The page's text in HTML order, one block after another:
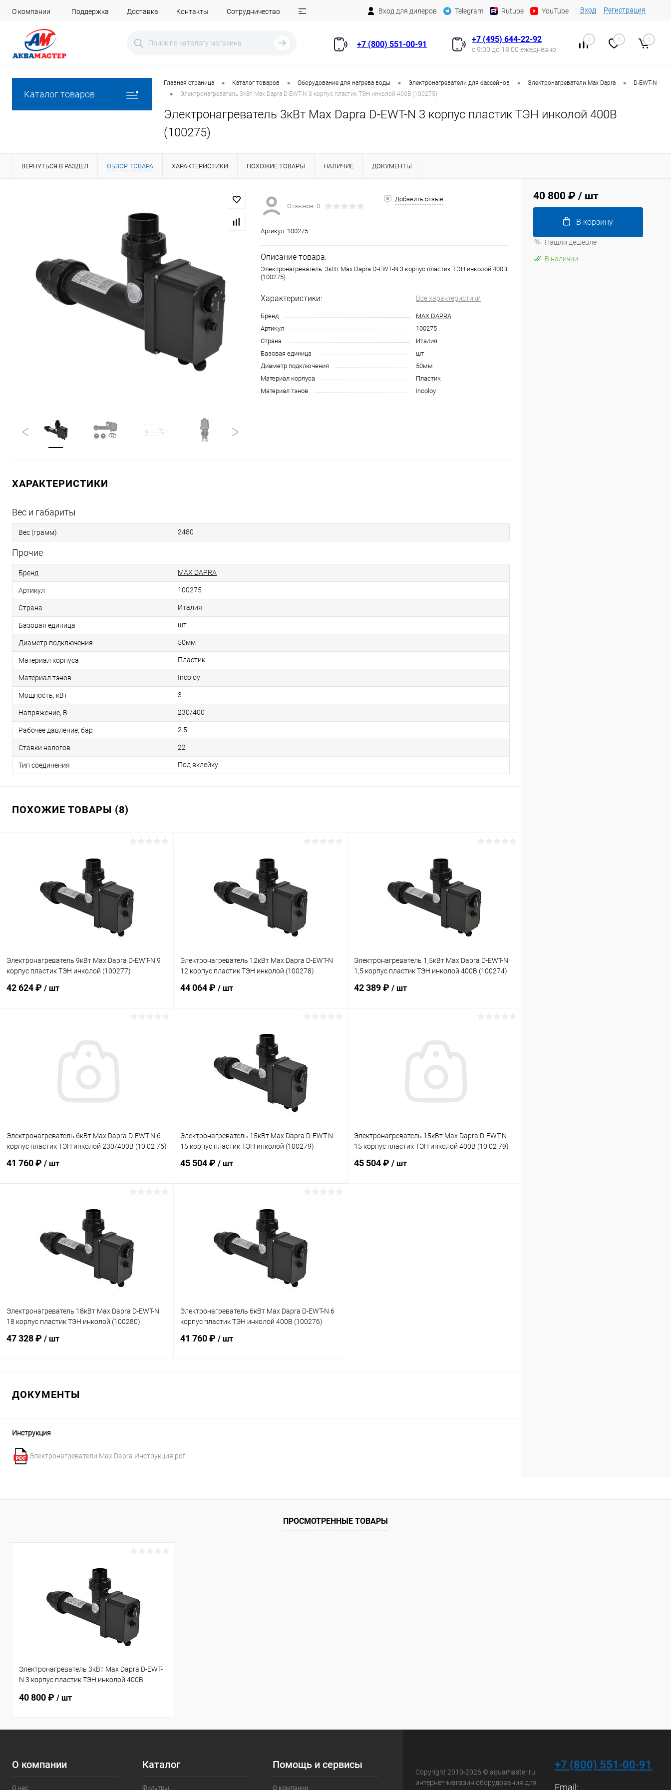
О компании Поддержка Доставка Контакты Сотрудничество Вход для дилеров Telegram Rutube YouTube Вход Регистрация
+7 (800) 551-00-91
+7 (495) 644-22-92
с 9:00 до 18:00 ежедневно
0 0 0
Каталог товаров
Главная страница • Каталог товаров • Оборудование для нагрева воды • Электронагреватели для бассейнов • Электронагреватели Max Dapra • D-EWT-N
• Электронагреватель 3кВт Max Dapra D-EWT-N 3 корпус пластик ТЭН инколой 400В (100275)
Электронагреватель 3кВт Max Dapra D-EWT-N 3 корпус пластик ТЭН инколой 400В
(100275)
ВЕРНУТЬСЯ В РАЗДЕЛ ОБЗОР ТОВАРА ХАРАКТЕРИСТИКИ ПОХОЖИЕ ТОВАРЫ НАЛИЧИЕ ДОКУМЕНТЫ
Отзывов: 0
Добавить отзыв
Артикул: 100275
Описание товара:
Электронагреватель 3кВт Max Dapra D-EWT-N 3 корпус пластик ТЭН инколой 400В
(100275)
Характеристики: Все характеристики
Бренд
MAX DAPRA
Артикул
100275
Страна
Италия
Базовая единица
шт
Диаметр подключения
50мм
Материал корпуса
Пластик
Материал тэнов
Incoloy
ХАРАКТЕРИСТИКИ
Вес и габариты
Вес (грамм) 2480
Прочие
Бренд MAX DAPRA
Артикул 100275
Страна Италия
Базовая единица шт
Диаметр подключения 50мм
Материал корпуса Пластик
Материал тэнов Incoloy
Мощность, кВт 3
Напряжение, В 230/400
Рабочее давление, бар 2.5
Ставки налогов 22
Тип соединения Под вклейку
ПОХОЖИЕ ТОВАРЫ (8)
Электронагреватель 9кВт Max Dapra D-EWT-N 9
корпус пластик ТЭН инколой (100277)
42 624 ₽ / шт
Электронагреватель 12кВт Max Dapra D-EWT-N
12 корпус пластик ТЭН инколой (100278)
44 064 ₽ / шт
В избранное
К сравнению В наличии
Электронагреватель 1,5кВт Max Dapra D-EWT-N
1,5 корпус пластик ТЭН инколой 400В (100274)
42 389 ₽ / шт
Электронагреватель 6кВт Max Dapra D-EWT-N 6
корпус пластик ТЭН инколой 230/400В (10 02 76)
41 760 ₽ / шт
В избранное
К сравнению В наличии
Электронагреватель 15кВт Max Dapra D-EWT-N
15 корпус пластик ТЭН инколой (100279)
45 504 ₽ / шт
В избранное
К сравнению В наличии
Электронагреватель 15кВт Max Dapra D-EWT-N
15 корпус пластик ТЭН инколой 400В (10 02 79)
45 504 ₽ / шт
Электронагреватель 18кВт Max Dapra D-EWT-N
18 корпус пластик ТЭН инколой (100280)
47 328 ₽ / шт
Электронагреватель 6кВт Max Dapra D-EWT-N 6
корпус пластик ТЭН инколой 400В (100276)
41 760 ₽ / шт
ДОКУМЕНТЫ
Инструкция
Электронагреватели Max Dapra Инструкция.pdf
40 800 ₽ / шт
В корзину
Нашли дешевле
В наличии
ПРОСМОТРЕННЫЕ ТОВАРЫ
Электронагреватель 3кВт Max Dapra D-EWT-
N 3 корпус пластик ТЭН инколой 400В
40 800 ₽ / шт
О компании
О нас
Каталог
Фильтры
Помощь и сервисы
О компании
Copyright 2010-2026 © aquamaster.ru
интернет-магазин оборудования для
+7 (800) 551-00-91
Email: